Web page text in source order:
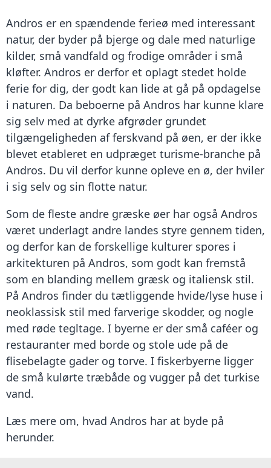
Andros er en spændende ferieø med interessant
natur, der byder på bjerge og dale med naturlige
kilder, små vandfald og frodige områder i små
kløfter. Andros er derfor et oplagt stedet holde
ferie for dig, der godt kan lide at gå på opdagelse
i naturen. Da beboerne på Andros har kunne klare
sig selv med at dyrke afgrøder grundet
tilgængeligheden af ferskvand på øen, er der ikke
blevet etableret en udpræget turisme-branche på
Andros. Du vil derfor kunne opleve en ø, der hviler
i sig selv og sin flotte natur.
Som de fleste andre græske øer har også Andros
været underlagt andre landes styre gennem tiden,
og derfor kan de forskellige kulturer spores i
arkitekturen på Andros, som godt kan fremstå
som en blanding mellem græsk og italiensk stil.
På Andros finder du tætliggende hvide/lyse huse i
neoklassisk stil med farverige skodder, og nogle
med røde tegltage. I byerne er der små caféer og
restauranter med borde og stole ude på de
flisebelagte gader og torve. I fiskerbyerne ligger
de små kulørte træbåde og vugger på det turkise
vand.
Læs mere om, hvad Andros har at byde på
herunder.